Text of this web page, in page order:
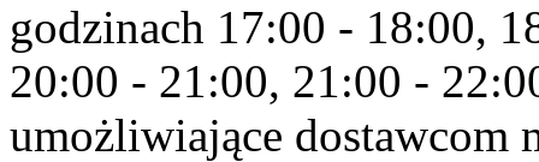
godzinach 17:00 - 18:00,
20:00 - 21:00, 21:00 -
umożliwiające dostawcom